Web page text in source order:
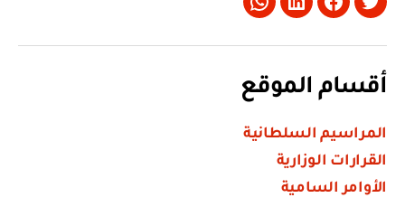
Twitter
Facebook
LinkedIn
Whatsapp
أقسام الموقع
المراسيم السلطانية
القرارات الوزارية
الأوامر السامية